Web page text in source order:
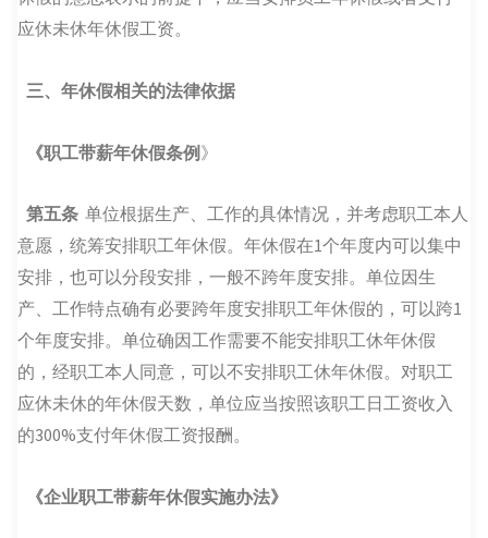
应休未休年休假工资。
三、年休假相关的法律依据
《职工带薪年休假条例》
第五条单位根据生产、工作的具体情况，并考虑职工本人
意愿，统筹安排职工年休假。年休假在1个年度内可以集中
安排，也可以分段安排，一般不跨年度安排。单位因生
产、工作特点确有必要跨年度安排职工年休假的，可以跨1
个年度安排。单位确因工作需要不能安排职工休年休假
的，经职工本人同意，可以不安排职工休年休假。对职工
应休未休的年休假天数，单位应当按照该职工日工资收入
的300%支付年休假工资报酬。
《企业职工带薪年休假实施办法》